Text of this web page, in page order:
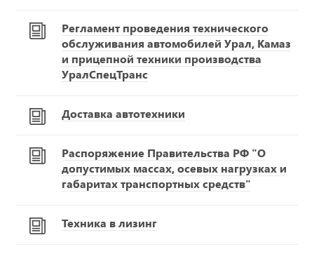
Регламент проведения технического
обслуживания автомобилей Урал, Камаз
и прицепной техники производства
УралСпецТранс
Доставка автотехники
Распоряжение Правительства РФ "О
допустимых массах, осевых нагрузках и
габаритах транспортных средств"
Техника в лизинг